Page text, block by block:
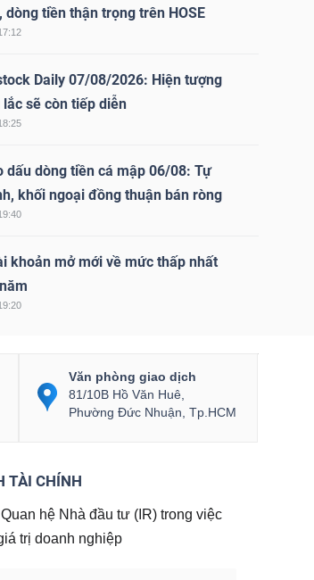
dòng tiền thận trọng trên HOSE
Daily 07/08/2026: Hiện tượng
lắc sẽ còn tiếp diễn
dấu dòng tiền cá mập 06/08: Tự
khối ngoại đồng thuận bán ròng
khoản mở mới về mức thấp nhất
Văn phòng giao dịch
81/10B Hồ Văn Huê,
Phường Đức Nhuận, Tp.HCM
TÀI CHÍNH
hệ Nhà đầu tư (IR) trong việc
trị doanh nghiệp